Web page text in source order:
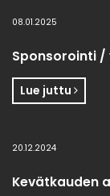
08.01.2025
Sponsorointi /
Lue juttu
20.12.2024
Kevätkauden